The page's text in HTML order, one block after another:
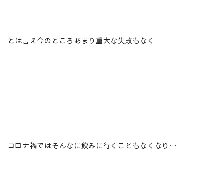
とは言え今のところあまり重大な失敗もなく
コロナ禍ではそんなに飲みに行くこともなくなり…